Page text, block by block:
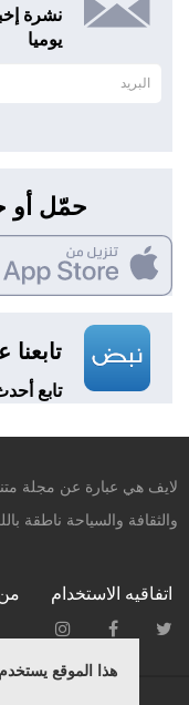
نشرة
يوميا
حمّل أو
تابع
هذا الموقع
لايف هي عبارة عن مجلة
والثقافة والسياحة ناطقة
اتفاقيه الاستخدام